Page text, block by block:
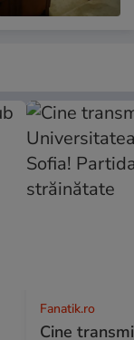
Fanatik.ro
Cine